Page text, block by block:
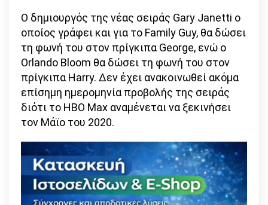
Ο δημιουργός της νέας σειράς Gary Janetti ο
οποίος γράφει και για το Family Guy, θα δώσει
τη φωνή του στον πρίγκιπα George, ενώ ο
Orlando Bloom θα δώσει τη φωνή του στον
πρίγκιπα Harry. Δεν έχει ανακοινωθεί ακόμα
επίσημη ημερομηνία προβολής της σειράς
διότι το HBO Max αναμένεται να ξεκινήσει
τον Μάϊο του 2020.